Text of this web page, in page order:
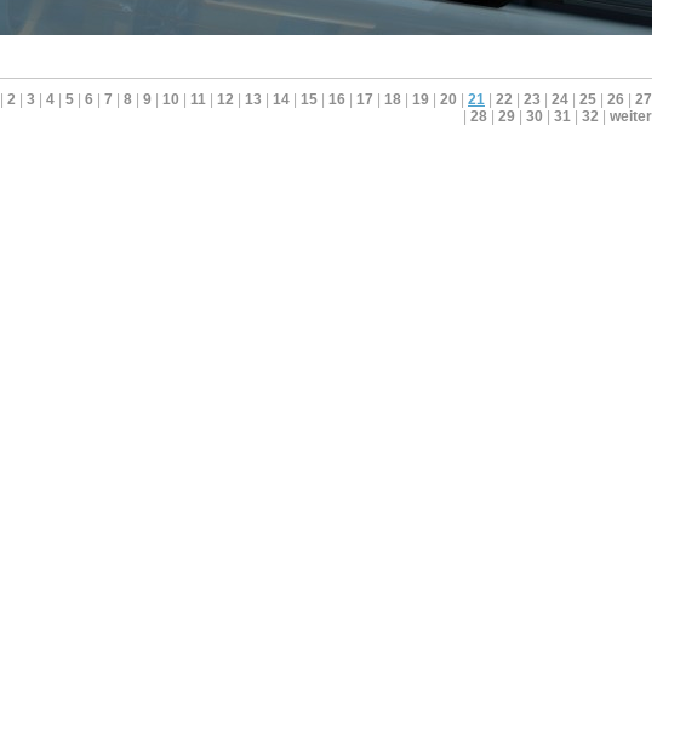
2 3 4 5 6 7 8 9 10 11 12 13 14 15 16 17 18 19 20 21 22 23 24 25 26
27
28 29 30 31 32 weiter